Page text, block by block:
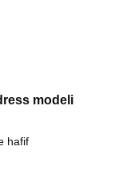
modeli
hafif